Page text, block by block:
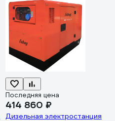
Последняя цена
414 860 ₽
Дизельная электростанция